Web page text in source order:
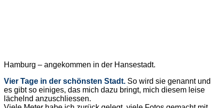
Hamburg – angekommen in der Hansestadt.
Vier Tage in der schönsten Stadt. So wird sie genannt und
es gibt so einiges, das mich dazu bringt, mich diesem leise
lächelnd anzuschliessen.